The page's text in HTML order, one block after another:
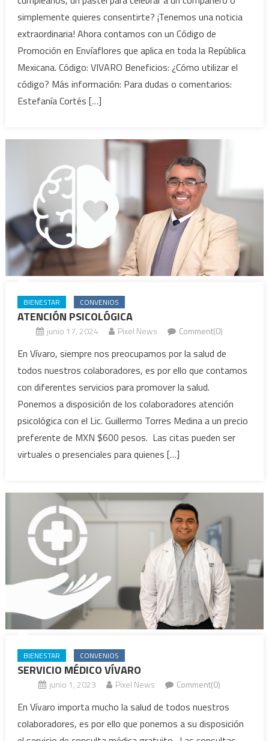
simplemente quieres consentirte? ¡Tenemos una noticia
extraordinaria! Ahora contamos con un Código de
Promoción en Envíaflores que aplica en toda la República
Mexicana. Código: VIVARO Beneficios: ¿Cómo utilizar el
código? Más información: Para dudas o comentarios:
Estefanía Cortés […]
BIENESTAR CONVENIOS
ATENCIÓN PSICOLÓGICA
junio 17, 2024 Pixel News Comment(0)
En Vívaro, siempre nos preocupamos por la salud de
todos nuestros colaboradores, es por ello que contamos
con diferentes servicios para promover la salud.
Ponemos a disposición de los colaboradores atención
psicológica con el Lic. Guillermo Torres Medina a un precio
preferente de MXN $600 pesos. Las citas pueden ser
virtuales o presenciales para quienes […]
BIENESTAR CONVENIOS
SERVICIO MÉDICO VÍVARO
junio 1, 2023 Pixel News Comment(0)
En Vívaro importa mucho la salud de todos nuestros
colaboradores, es por ello que ponemos a su disposición